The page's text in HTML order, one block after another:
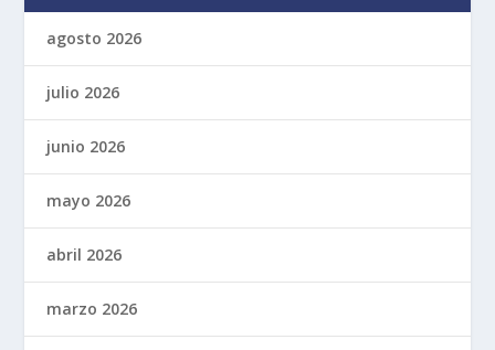
agosto 2026
julio 2026
junio 2026
mayo 2026
abril 2026
marzo 2026